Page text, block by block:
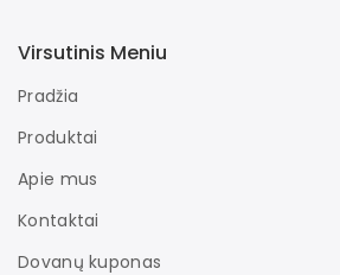
Virsutinis Meniu
Pradžia
Produktai
Apie mus
Kontaktai
Dovanų kuponas